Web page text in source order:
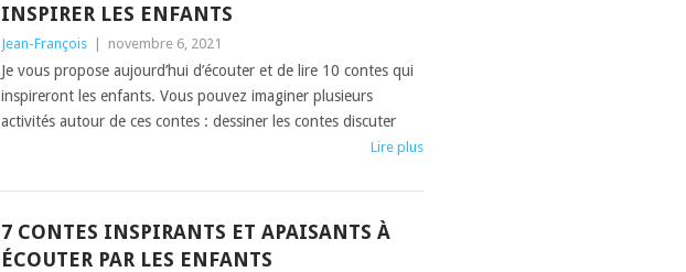
INSPIRER LES ENFANTS
Jean-François novembre 6, 2021
Je vous propose aujourd’hui d’écouter et de lire 10 contes qui
inspireront les enfants. Vous pouvez imaginer plusieurs
activités autour de ces contes : dessiner les contes discuter
Lire plus
7 CONTES INSPIRANTS ET APAISANTS À
ÉCOUTER PAR LES ENFANTS